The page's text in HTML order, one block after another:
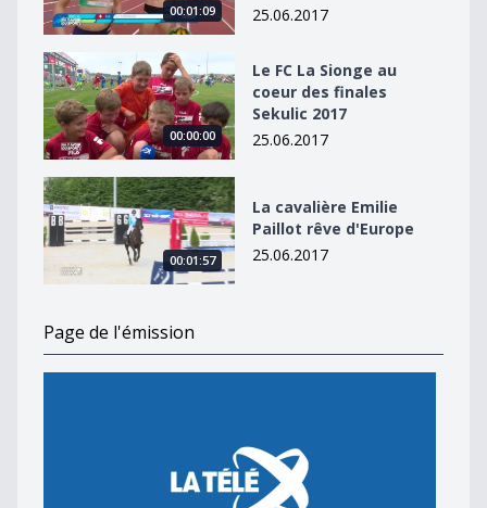
00:01:09
25.06.2017
Le FC La Sionge au coeur des finales Sekulic 2017
00:00:00
Le FC La Sionge au
coeur des finales
Sekulic 2017
25.06.2017
La cavalière Emilie Paillot rêve d&#039;Europe
00:01:57
La cavalière Emilie
Paillot rêve d'Europe
25.06.2017
Page de l'émission